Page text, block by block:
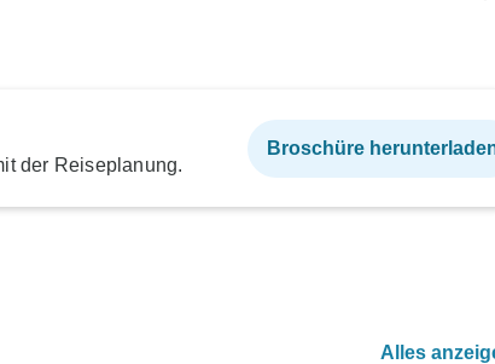
der Reiseplanung.
Broschüre
Alles